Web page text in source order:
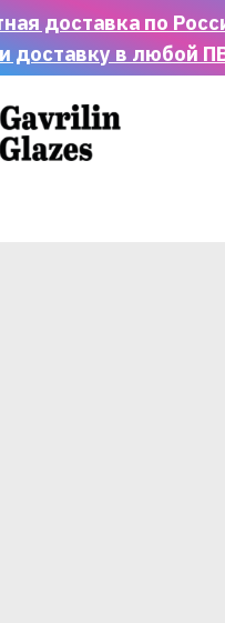
доставка по России от 1000 руб
в любой ПВЗ Ozon